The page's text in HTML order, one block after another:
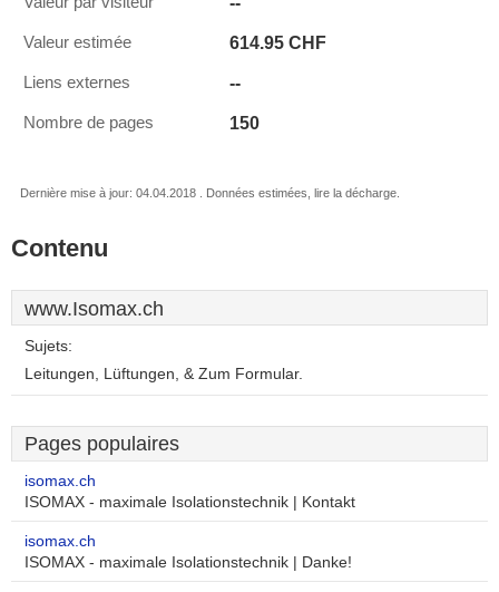
Valeur estimée 614.95 CHF
Liens externes --
Nombre de pages 150
Dernière mise à jour: 04.04.2018 . Données estimées, lire la décharge.
Contenu
www.Isomax.ch
Sujets:
Leitungen, Lüftungen, & Zum Formular.
Pages populaires
isomax.ch
ISOMAX - maximale Isolationstechnik | Kontakt
isomax.ch
ISOMAX - maximale Isolationstechnik | Danke!